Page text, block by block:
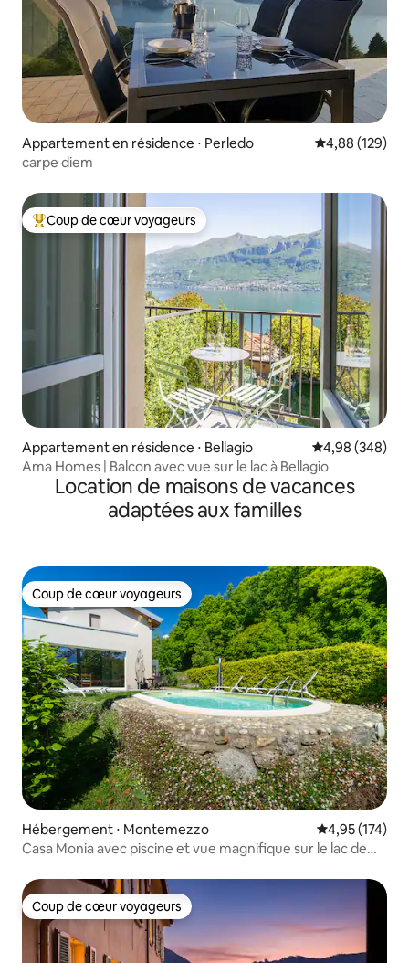
Appartement en résidence ⋅ Perledo Évaluation
4,88 (129)
carpe diem
Coups de cœur voyageurs les plus appréciés
Coup de cœur voyageurs
Appartement en résidence ⋅ Bellagio Évaluation
4,98 (348)
Ama Homes | Balcon avec vue sur le lac à Bellagio
Location de maisons de vacances
adaptées aux familles
Coup de cœur voyageurs
Coup de cœur voyageurs
Hébergement ⋅ Montemezzo Évaluation
4,95 (174)
Casa Monia avec piscine et vue magnifique sur le lac de
Coup de cœur voyageurs
Coup de cœur voyageurs